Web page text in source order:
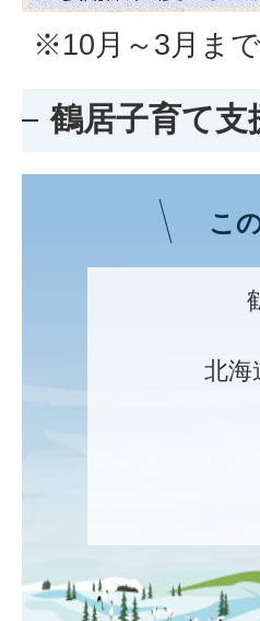
※10月～3月ま
鶴居子育て支
こ
北海